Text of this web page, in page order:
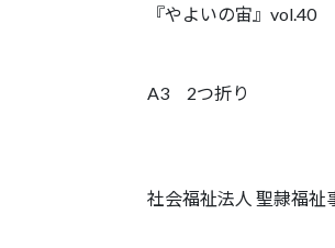
『やよいの宙』vol.40
A3 2つ折り
社会福祉法人 聖隷福祉